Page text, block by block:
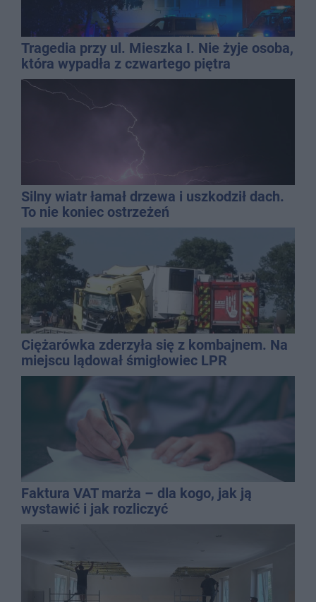
Tragedia przy ul. Mieszka I. Nie żyje osoba,
która wypadła z czwartego piętra
Silny wiatr łamał drzewa i uszkodził dach.
To nie koniec ostrzeżeń
Ciężarówka zderzyła się z kombajnem. Na
miejscu lądował śmigłowiec LPR
Faktura VAT marża – dla kogo, jak ją
wystawić i jak rozliczyć